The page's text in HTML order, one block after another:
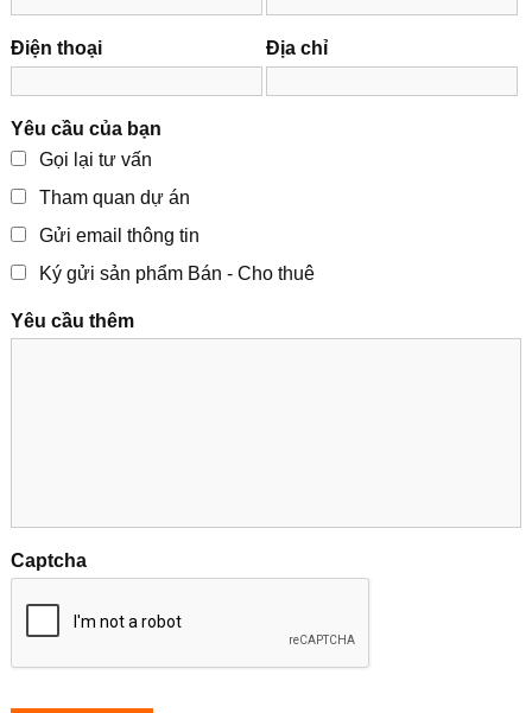
Điện thoại Địa chỉ
Yêu cầu của bạn
Gọi lại tư vấn
Tham quan dự án
Gửi email thông tin
Ký gửi sản phẩm Bán - Cho thuê
Yêu cầu thêm
Captcha